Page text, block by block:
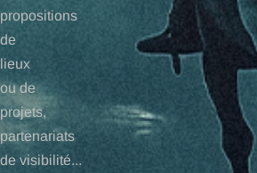
propositions
de
lieux
ou de
projets,
partenariats
de visibilité...